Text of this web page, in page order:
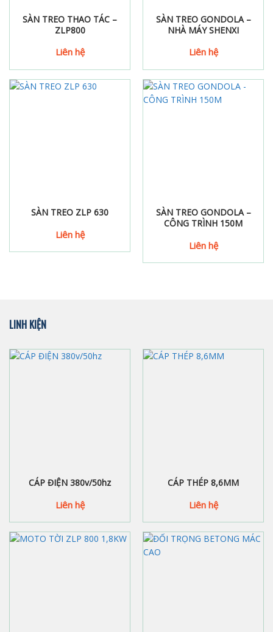
SÀN TREO THAO TÁC –
ZLP800
Liên hệ
SÀN TREO GONDOLA –
NHÀ MÁY SHENXI
Liên hệ
SÀN TREO ZLP 630
Liên hệ
SÀN TREO GONDOLA –
CÔNG TRÌNH 150M
Liên hệ
LINH KIỆN
CÁP ĐIỆN 380v/50hz
Liên hệ
CÁP THÉP 8,6MM
Liên hệ